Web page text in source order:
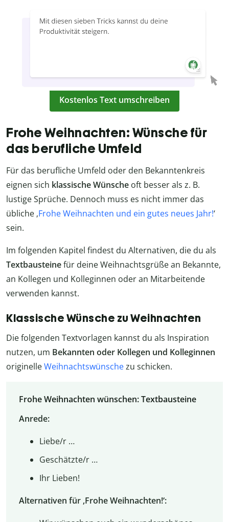
Kostenlos Text umschreiben
Frohe Weihnachten: Wünsche für
das berufliche Umfeld
Für das berufliche Umfeld oder den Bekanntenkreis
eignen sich klassische Wünsche oft besser als z. B.
lustige Sprüche. Dennoch muss es nicht immer das
übliche ‚Frohe Weihnachten und ein gutes neues Jahr!‘
sein.
Im folgenden Kapitel findest du Alternativen, die du als
Textbausteinefür deine Weihnachtsgrüße an Bekannte,
an Kollegen und Kolleginnen oder an Mitarbeitende
verwenden kannst.
Klassische Wünsche zu Weihnachten
Die folgenden Textvorlagen kannst du als Inspiration
nutzen, um Bekannten oder Kollegen und Kolleginnen
originelleWeihnachtswünschezu schicken.
Frohe Weihnachten wünschen: Textbausteine
Anrede:
Liebe/r …
Geschätzte/r …
Ihr Lieben!
Alternativen für ‚Frohe Weihnachten!‘: